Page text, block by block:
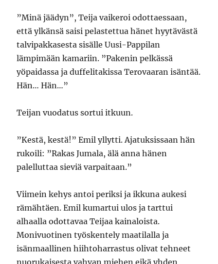
”Minä jäädyn”, Teija vaikeroi odottaessaan,
että ylkänsä saisi pelastettua hänet hyytävästä
talvipakkasesta sisälle Uusi-Pappilan
lämpimään kamariin. ”Pakenin pelkässä
yöpaidassa ja duffelitakissa Terovaaran isäntää.
Hän… Hän…”
Teijan vuodatus sortui itkuun.
”Kestä, kestä!” Emil yllytti. Ajatuksissaan hän
rukoili: ”Rakas Jumala, älä anna hänen
palelluttaa sieviä varpaitaan.”
Viimein kehys antoi periksi ja ikkuna aukesi
rämähtäen. Emil kumartui ulos ja tarttui
alhaalla odottavaa Teijaa kainaloista.
Monivuotinen työskentely maatilalla ja
isänmaallinen hiihtoharrastus olivat tehneet
nuorukaisesta vahvan miehen eikä yhden